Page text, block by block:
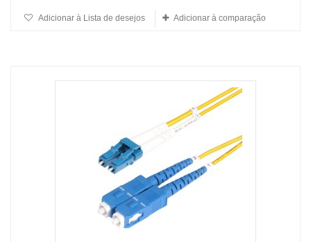
Adicionar à Lista de desejos Adicionar à comparação